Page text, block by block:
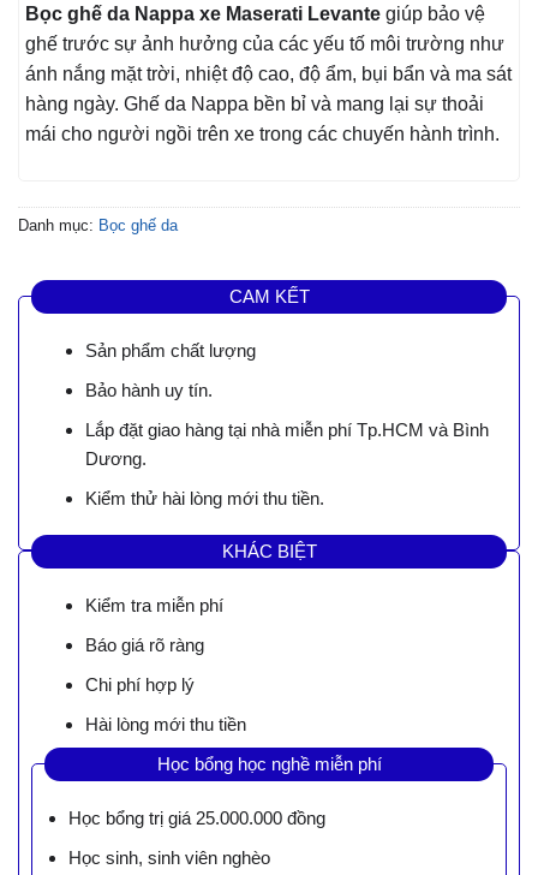
Bọc ghế da Nappa xe Maserati Levante giúp bảo vệ
ghế trước sự ảnh hưởng của các yếu tố môi trường như
ánh nắng mặt trời, nhiệt độ cao, độ ẩm, bụi bẩn và ma sát
hàng ngày. Ghế da Nappa bền bỉ và mang lại sự thoải
mái cho người ngồi trên xe trong các chuyến hành trình.
Danh mục: Bọc ghế da
CAM KẾT
Sản phẩm chất lượng
Bảo hành uy tín.
Lắp đặt giao hàng tại nhà miễn phí Tp.HCM và Bình
Dương.
Kiểm thử hài lòng mới thu tiền.
KHÁC BIỆT
Kiểm tra miễn phí
Báo giá rõ ràng
Chi phí hợp lý
Hài lòng mới thu tiền
Học bổng học nghề miễn phí
Học bổng trị giá 25.000.000 đồng
Học sinh, sinh viên nghèo